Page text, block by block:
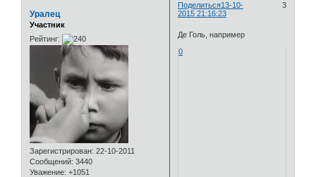
Поделиться 3
13-10-
2015 21:16:23
Уралец
Участник
Рейтинг:
Зарегистрирован: 22-10-2011
Сообщений: 3440
Уважение: +1051
Де Голь, например
0